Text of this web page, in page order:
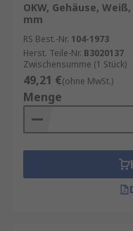
OKW, Gehäuse,
mm
RS Best.-Nr. 104-1973
Herst. Teile-Nr. B3020137
Zwischensumme (1 Stück)
49,21 €(ohne MwSt.)
Menge